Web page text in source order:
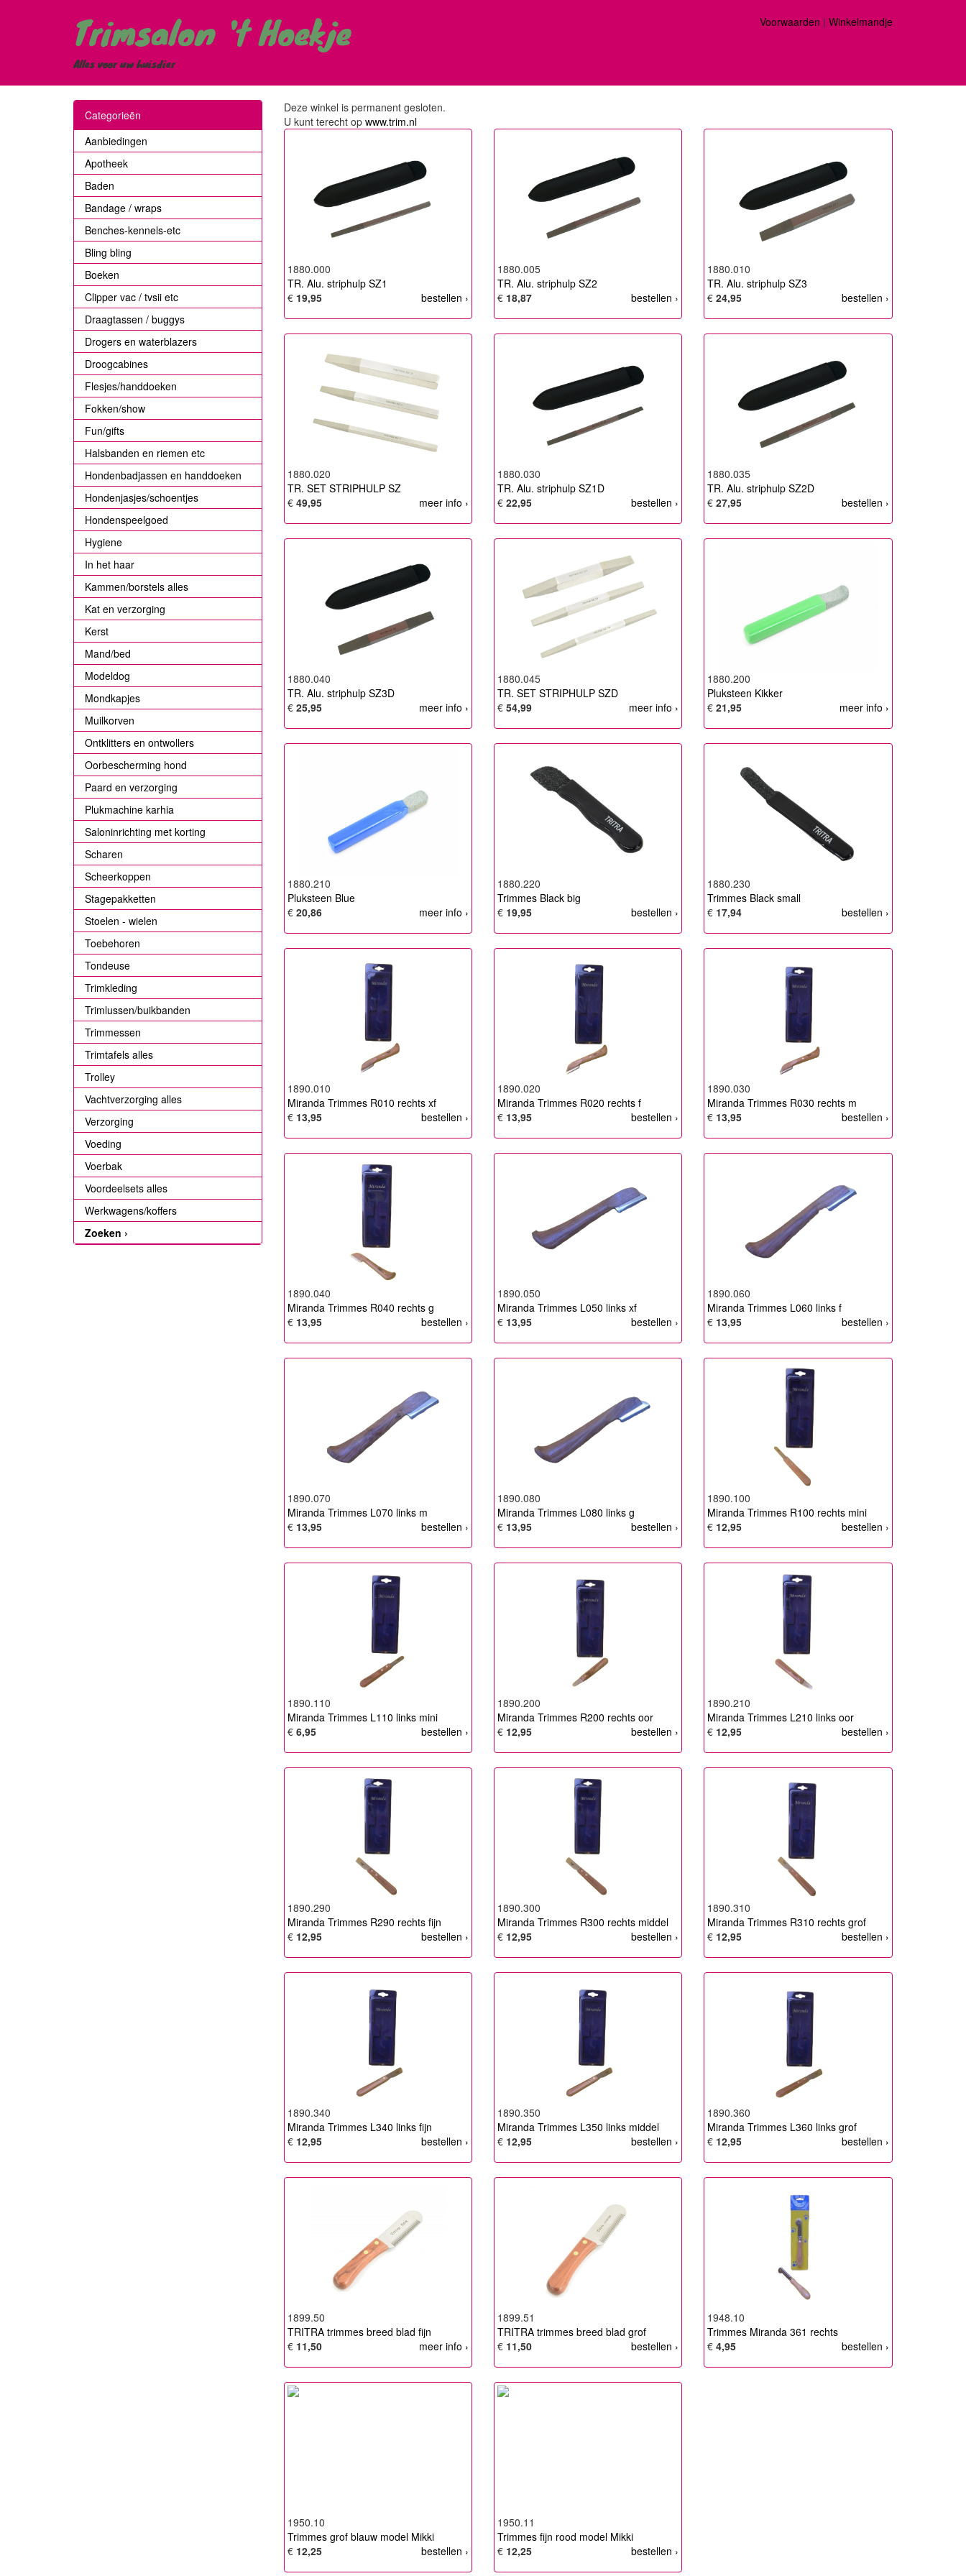
Trimsalon 't Hoekje
Alles voor uw huisdier
Voorwaarden | Winkelmandje
Categorieën
Aanbiedingen
Apotheek
Baden
Bandage / wraps
Benches-kennels-etc
Bling bling
Boeken
Clipper vac / tvsii etc
Draagtassen / buggys
Drogers en waterblazers
Droogcabines
Flesjes/handdoeken
Fokken/show
Fun/gifts
Halsbanden en riemen etc
Hondenbadjassen en handdoeken
Hondenjasjes/schoentjes
Hondenspeelgoed
Hygiene
In het haar
Kammen/borstels alles
Kat en verzorging
Kerst
Mand/bed
Modeldog
Mondkapjes
Muilkorven
Ontklitters en ontwollers
Oorbescherming hond
Paard en verzorging
Plukmachine karhia
Saloninrichting met korting
Scharen
Scheerkoppen
Stagepakketten
Stoelen - wielen
Toebehoren
Tondeuse
Trimkleding
Trimlussen/buikbanden
Trimmessen
Trimtafels alles
Trolley
Vachtverzorging alles
Verzorging
Voeding
Voerbak
Voordeelsets alles
Werkwagens/koffers
Zoeken ›
Deze winkel is permanent gesloten.
U kunt terecht op www.trim.nl
1880.000
TR. Alu. striphulp SZ1
bestellen ›
€ 19,95
1880.005
TR. Alu. striphulp SZ2
bestellen ›
€ 18,87
1880.010
TR. Alu. striphulp SZ3
bestellen ›
€24,95
1880.020
TR. SET STRIPHULP SZ
meer info ›
€ 49,95
1880.030
TR. Alu. striphulp SZ1D
bestellen ›
€ 22,95
1880.035
TR. Alu. striphulp SZ2D
bestellen ›
€27,95
1880.040
TR. Alu. striphulp SZ3D
meer info ›
€ 25,95
1880.045
TR. SET STRIPHULP SZD
meer info ›
€ 54,99
1880.200
Pluksteen Kikker
meer info ›
€21,95
1880.210
Pluksteen Blue
meer info ›
€ 20,86
1880.220
Trimmes Black big
bestellen ›
€ 19,95
1880.230
Trimmes Black small
bestellen ›
€ 17,94
1890.010
Miranda Trimmes R010 rechts xf
bestellen ›
€ 13,95
1890.020
Miranda Trimmes R020 rechts f
bestellen ›
€ 13,95
1890.030
Miranda Trimmes R030 rechts m
bestellen ›
€ 13,95
1890.040
Miranda Trimmes R040 rechts g
bestellen ›
€ 13,95
1890.050
Miranda Trimmes L050 links xf
bestellen ›
€ 13,95
1890.060
Miranda Trimmes L060 links f
bestellen ›
€ 13,95
1890.070
Miranda Trimmes L070 links m
bestellen ›
€ 13,95
1890.080
Miranda Trimmes L080 links g
bestellen ›
€ 13,95
1890.100
Miranda Trimmes R100 rechts mini
bestellen ›
€ 12,95
1890.110
Miranda Trimmes L110 links mini
bestellen ›
€ 6,95
1890.200
Miranda Trimmes R200 rechts oor
bestellen ›
€ 12,95
1890.210
Miranda Trimmes L210 links oor
bestellen ›
€ 12,95
1890.290
Miranda Trimmes R290 rechts fijn
bestellen ›
€ 12,95
1890.300
Miranda Trimmes R300 rechts middel
bestellen ›
€ 12,95
1890.310
Miranda Trimmes R310 rechts grof
bestellen ›
€ 12,95
1890.340
Miranda Trimmes L340 links fijn
bestellen ›
€ 12,95
1890.350
Miranda Trimmes L350 links middel
bestellen ›
€ 12,95
1890.360
Miranda Trimmes L360 links grof
bestellen ›
€ 12,95
1899.50
TRITRA trimmes breed blad fijn
meer info ›
€ 11,50
1899.51
TRITRA trimmes breed blad grof
bestellen ›
€ 11,50
1948.10
Trimmes Miranda 361 rechts
bestellen ›
€4,95
1950.10
Trimmes grof blauw model Mikki
bestellen ›
€ 12,25
1950.11
Trimmes fijn rood model Mikki
bestellen ›
€ 12,25